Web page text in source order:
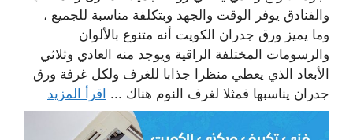
والفنادق يوفر الوقت والجهد وبتكلفة مناسبة للجميع ،
وما يميز ورق جدران الكويت أنه متنوع بالألوان
والرسومات المختلفة الراقية ويوجد منه العادي وثلاثي
الأبعاد الذي يعطي منظرا جذابا للغرف ولكل غرفة ورق
جدران يناسبها فمثلا لغرف النوم هناك ... اقرأ المزيد